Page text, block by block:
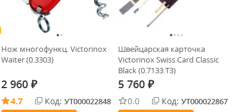
Нож многофункц. Victorinox
Waiter (0.3303)
2 960 ₽
4.7 Код: УТ000022848
Швейцарская карточка
Victorinox Swiss Card Classic
Black (0.7133.T3)
5 760 ₽
0.0 Код: УТ000022867